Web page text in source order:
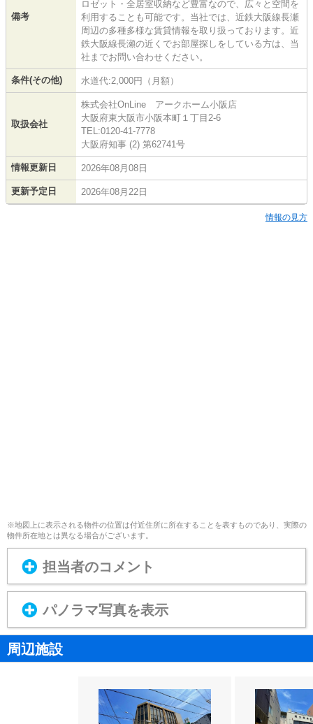
備考
ロゼット・全居室収納など豊富なので、広々と空間を
利用することも可能です。当社では、近鉄大阪線長瀬
周辺の多種多様な賃貸情報を取り扱っております。近
鉄大阪線長瀬の近くでお部屋探しをしている方は、当
社までお問い合わせください。
条件(その他) 水道代:2,000円（月額）
取扱会社
株式会社OnLine アークホーム小阪店
大阪府東大阪市小阪本町１丁目2-6
TEL:0120-41-7778
大阪府知事 (2) 第62741号
情報更新日 2026年08月08日
更新予定日 2026年08月22日
情報の見方
※地図上に表示される物件の位置は付近住所に所在することを表すものであり、実際の
物件所在地とは異なる場合がございます。
担当者のコメント
パノラマ写真を表示
周辺施設